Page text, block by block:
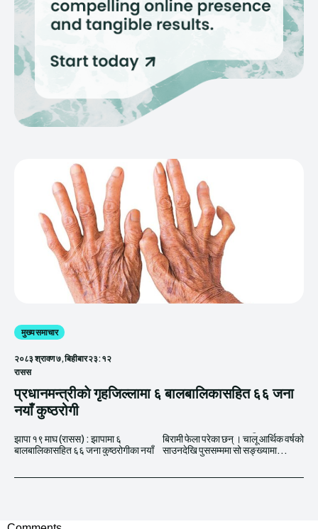
मुख्य समाचार
२०८३ श्रावण ७, बिहीबार २३:१२
रासस
प्रधानमन्त्रीकाे गृहजिल्लामा ६ बालबालिकासहित ६६ जना
नयाँ कुष्ठरोगी
झापा १९ माघ (रासस) : झापामा ६
बालबालिकासहित ६६ जना कुष्ठरोगीका नयाँ
बिरामी फेला परेका छन् । चालू आर्थिक वर्षको
साउनदेखि पुससम्ममा सो सङ्ख्यामा...